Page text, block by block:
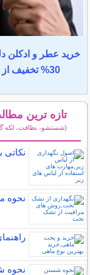
خرید عطر و ادکلن
30% تخفیف از روژا
تازه ترین
(شستشو، نظافت، لکه
نکاتی
نحوه
نحوه